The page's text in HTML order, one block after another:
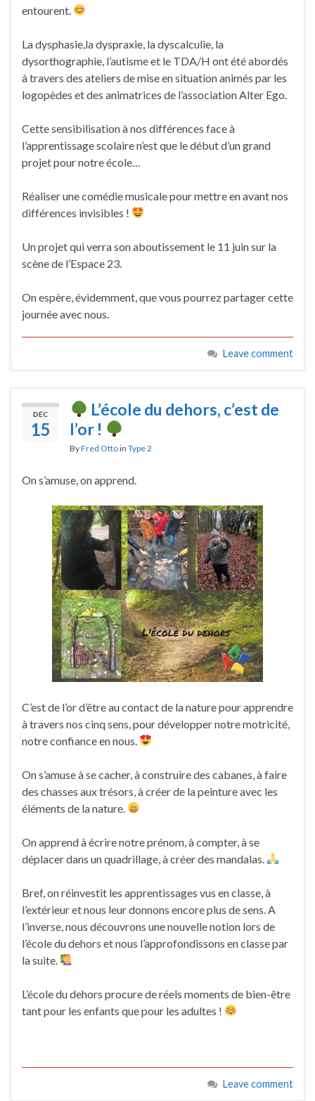
entourent.
La dysphasie,la dyspraxie, la dyscalculie, la
dysorthographie, l’autisme et le TDA/H ont été abordés
à travers des ateliers de mise en situation animés par les
logopèdes et des animatrices de l’association Alter Ego.
Cette sensibilisation à nos différences face à
l’apprentissage scolaire n’est que le début d’un grand
projet pour notre école…
Réaliser une comédie musicale pour mettre en avant nos
différences invisibles !
Un projet qui verra son aboutissement le 11 juin sur la
scène de l’Espace 23.
On espère, évidemment, que vous pourrez partager cette
journée avec nous.
Leave comment
DÉC
15
L’école du dehors, c’est de
l’or !
ByFred Ottoin Type 2
On s’amuse, on apprend.
C’est de l’or d’être au contact de la nature pour apprendre
à travers nos cinq sens, pour développer notre motricité,
notre confiance en nous.
On s’amuse à se cacher, à construire des cabanes, à faire
des chasses aux trésors, à créer de la peinture avec les
éléments de la nature.
On apprend à écrire notre prénom, à compter, à se
déplacer dans un quadrillage, à créer des mandalas.
Bref, on réinvestit les apprentissages vus en classe, à
l’extérieur et nous leur donnons encore plus de sens. A
l’inverse, nous découvrons une nouvelle notion lors de
l’école du dehors et nous l’approfondissons en classe par
la suite.
L’école du dehors procure de réels moments de bien-être
tant pour les enfants que pour les adultes !
Leave comment